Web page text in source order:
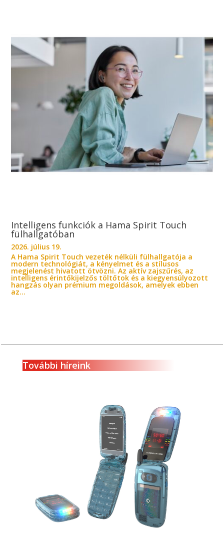
Intelligens funkciók a Hama Spirit Touch
fülhallgatóban
2026. július 19.
A Hama Spirit Touch vezeték nélküli fülhallgatója a
modern technológiát, a kényelmet és a stílusos
megjelenést hivatott ötvözni. Az aktív zajszűrés, az
intelligens érintőkijelzős töltőtok és a kiegyensúlyozott
hangzás olyan prémium megoldások, amelyek ebben
az...
További híreink